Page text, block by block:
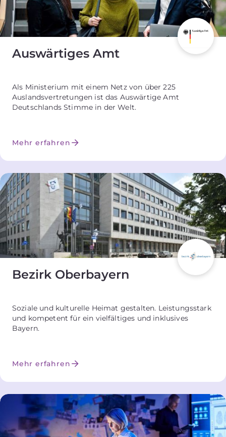
Auswärtiges Amt
Als Ministerium mit einem Netz von über 225
Auslandsvertretungen ist das Auswärtige Amt
Deutschlands Stimme in der Welt.
Mehr erfahren
Bezirk Oberbayern
Soziale und kulturelle Heimat gestalten. Leistungsstark
und kompetent für ein vielfältiges und inklusives
Bayern.
Mehr erfahren